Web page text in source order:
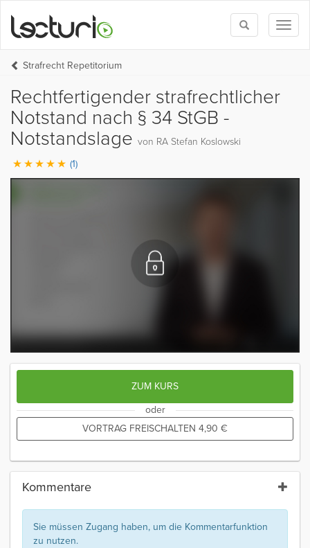
Toggle
search
Strafrecht Repetitorium
Rechtfertigender strafrechtlicher
Notstand nach § 34 StGB -
Notstandslage von RA Stefan Koslowski
(1)
ZUM KURS
oder
VORTRAG FREISCHALTEN 4,90 €
Kommentare
Sie müssen Zugang haben, um die Kommentarfunktion
zu nutzen.